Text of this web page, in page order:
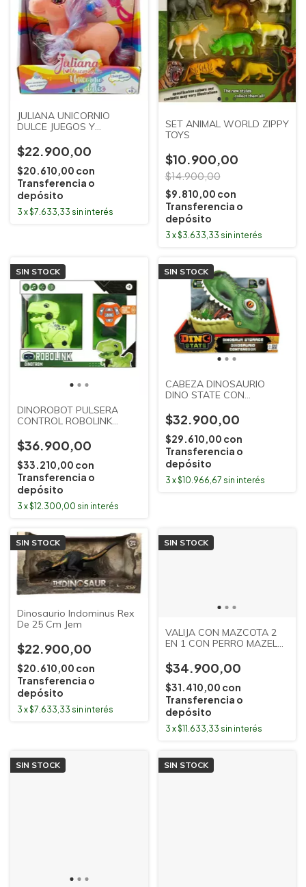
JULIANA UNICORNIO
DULCE JUEGOS Y
$22.900,00
$20.610,00 con
Transferencia o
depósito
3 x$7.633,33 sin interés
SET ANIMAL WORLD ZIPPY
TOYS
$10.900,00
$14.900,00
$9.810,00 con
Transferencia o
depósito
3 x$3.633,33 sin interés
SIN STOCK
DINOROBOT PULSERA
CONTROL ROBOLINK
$36.900,00
$33.210,00 con
Transferencia o
depósito
3 x$12.300,00 sin interés
SIN STOCK
CABEZA DINOSAURIO
DINO STATE CON
$32.900,00
$29.610,00 con
Transferencia o
depósito
3 x$10.966,67 sin interés
SIN STOCK
Dinosaurio Indominus Rex
De 25 Cm Jem
$22.900,00
$20.610,00 con
Transferencia o
depósito
3 x$7.633,33 sin interés
SIN STOCK
VALIJA CON MAZCOTA 2
EN 1 CON PERRO MAZEL
$34.900,00
$31.410,00 con
Transferencia o
depósito
3 x$11.633,33 sin interés
SIN STOCK SIN STOCK